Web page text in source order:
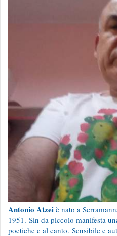
Antonio Atzei è nato a
1951. Sin da piccolo manifesta
poetiche e al canto. Sensibile e